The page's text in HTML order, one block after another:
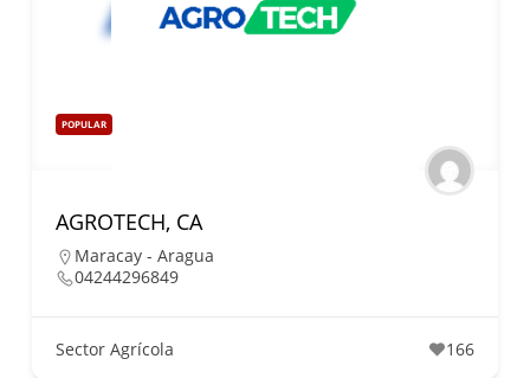
POPULAR
AGROTECH, CA
Maracay - Aragua
04244296849
Sector Agrícola 166